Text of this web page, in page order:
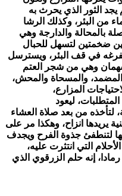
الثور الذي يحرث به
من البئر، وكذلك الرشا
بالمحالة والدارجة وهي
ضخمتين لتسهل للحبال
في قف البئر، ويسترسل
وهي من شجر العتم
والمسحاة والمحش،
المزارع،
ليعود
لتأخذه من بعد صلاة العشاء
يريدها انزاح، وهكذا مر على
لتنطفئ جذوة الفرح ويجدف
التي انتثرت عليه،
إنه حلم الزرقوي الذي